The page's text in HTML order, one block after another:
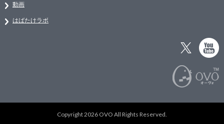
動画
はばたけラボ
Copyright 2026 OVO All Rights Reserved.